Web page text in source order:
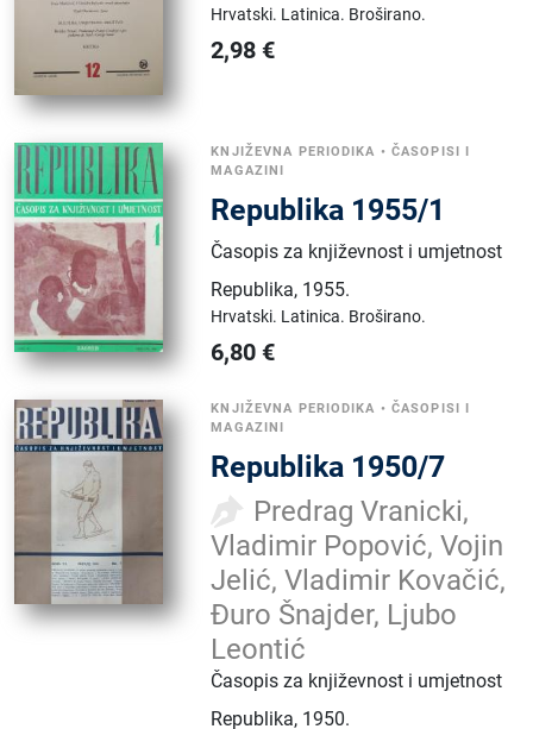
Hrvatski. Latinica. Broširano.
2,98 €
KNJIŽEVNA PERIODIKA • ČASOPISI I
MAGAZINI
Republika 1955/1
Časopis za književnost i umjetnost
Republika, 1955.
Hrvatski. Latinica. Broširano.
6,80 €
KNJIŽEVNA PERIODIKA • ČASOPISI I
MAGAZINI
Republika 1950/7
Predrag Vranicki,
Vladimir Popović, Vojin
Jelić, Vladimir Kovačić,
Đuro Šnajder, Ljubo
Leontić
Časopis za književnost i umjetnost
Republika, 1950.